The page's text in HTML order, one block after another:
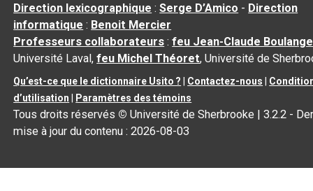
Direction lexicographique :Serge D’Amico - Direction
informatique : Benoit Mercier
Professeurs collaborateurs :feu Jean-Claude
Université Laval,feu Michel Théoret, Université de
Qu’est-ce que le dictionnaire Usito ? Contactez-nous
d’utilisation
Paramètres des témoins
Tous droits réservés © Université de Sherbrooke |3.2.2 -
mise à jour du contenu :2026-08-03